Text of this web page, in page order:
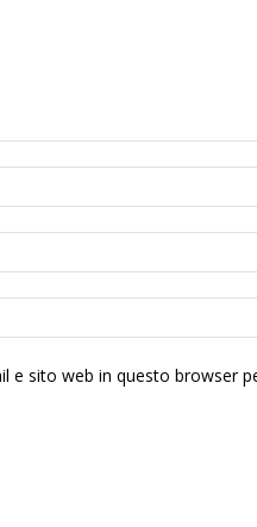
e sito web in questo browser